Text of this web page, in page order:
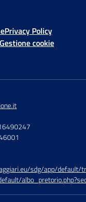
Privacy Policy
Gestione cookie
sdg/app/default/